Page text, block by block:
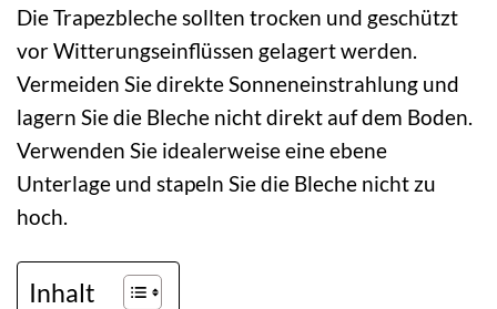
Die Trapezbleche sollten trocken und geschützt
vor Witterungseinflüssen gelagert werden.
Vermeiden Sie direkte Sonneneinstrahlung und
lagern Sie die Bleche nicht direkt auf dem Boden.
Verwenden Sie idealerweise eine ebene
Unterlage und stapeln Sie die Bleche nicht zu
hoch.
Inhalt